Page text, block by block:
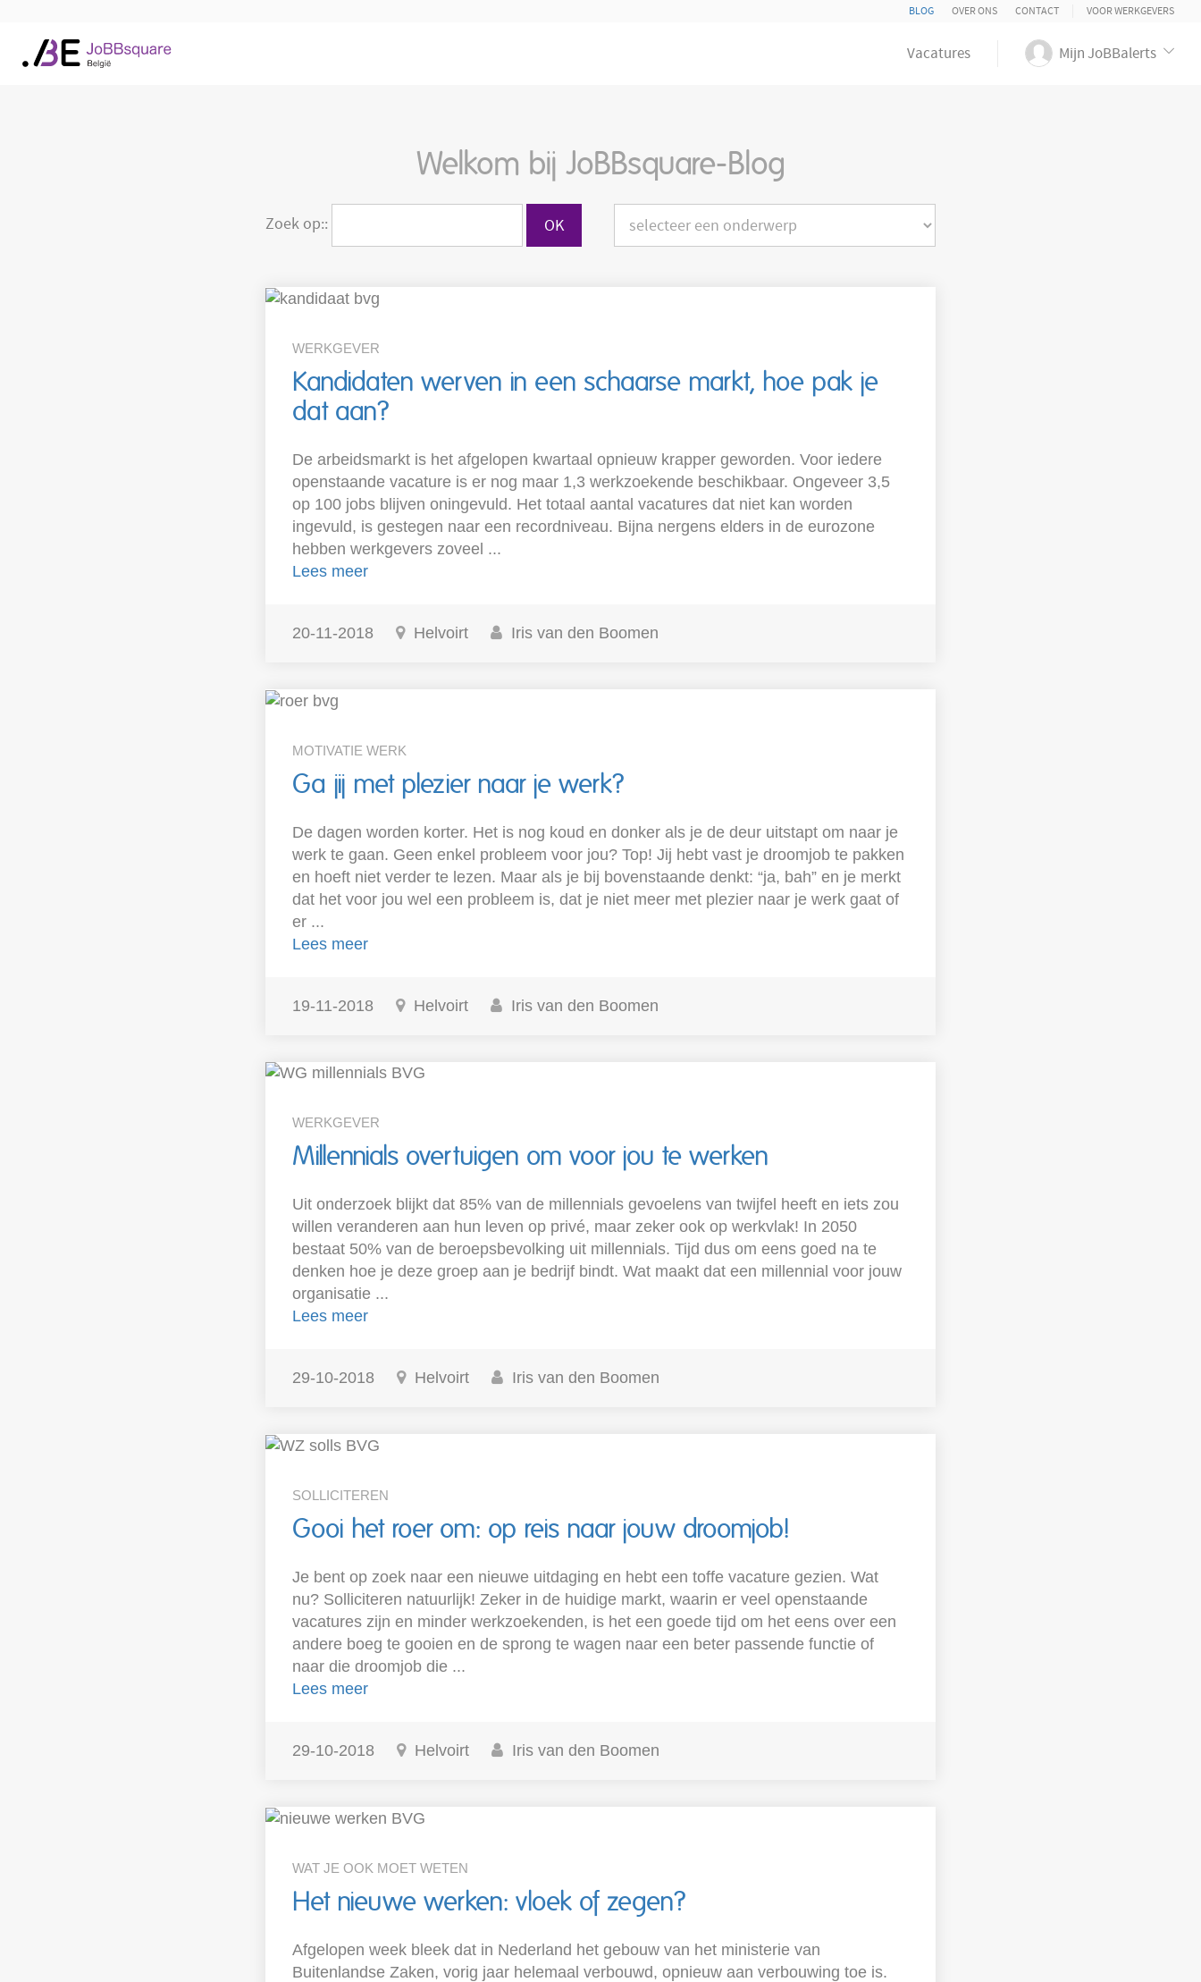
BLOG OVER ONS CONTACT VOOR WERKGEVERS
Vacatures Mijn JoBBalerts
Welkom bij JoBBsquare-Blog
Zoek op::
WERKGEVER
Kandidaten werven in een schaarse markt, hoe pak je
dat aan?
De arbeidsmarkt is het afgelopen kwartaal opnieuw krapper geworden. Voor iedere
openstaande vacature is er nog maar 1,3 werkzoekende beschikbaar. Ongeveer 3,5
op 100 jobs blijven oningevuld. Het totaal aantal vacatures dat niet kan worden
ingevuld, is gestegen naar een recordniveau. Bijna nergens elders in de eurozone
hebben werkgevers zoveel ...
Lees meer
20-11-2018 Helvoirt Iris van den Boomen
MOTIVATIE WERK
Ga jij met plezier naar je werk?
De dagen worden korter. Het is nog koud en donker als je de deur uitstapt om naar je
werk te gaan. Geen enkel probleem voor jou? Top! Jij hebt vast je droomjob te pakken
en hoeft niet verder te lezen. Maar als je bij bovenstaande denkt: “ja, bah” en je merkt
dat het voor jou wel een probleem is, dat je niet meer met plezier naar je werk gaat of
er ...
Lees meer
19-11-2018 Helvoirt Iris van den Boomen
WERKGEVER
Millennials overtuigen om voor jou te werken
Uit onderzoek blijkt dat 85% van de millennials gevoelens van twijfel heeft en iets zou
willen veranderen aan hun leven op privé, maar zeker ook op werkvlak! In 2050
bestaat 50% van de beroepsbevolking uit millennials. Tijd dus om eens goed na te
denken hoe je deze groep aan je bedrijf bindt. Wat maakt dat een millennial voor jouw
organisatie ...
Lees meer
29-10-2018 Helvoirt Iris van den Boomen
SOLLICITEREN
Gooi het roer om: op reis naar jouw droomjob!
Je bent op zoek naar een nieuwe uitdaging en hebt een toffe vacature gezien. Wat
nu? Solliciteren natuurlijk! Zeker in de huidige markt, waarin er veel openstaande
vacatures zijn en minder werkzoekenden, is het een goede tijd om het eens over een
andere boeg te gooien en de sprong te wagen naar een beter passende functie of
naar die droomjob die ...
Lees meer
29-10-2018 Helvoirt Iris van den Boomen
WAT JE OOK MOET WETEN
Het nieuwe werken: vloek of zegen?
Afgelopen week bleek dat in Nederland het gebouw van het ministerie van
Buitenlandse Zaken, vorig jaar helemaal verbouwd, opnieuw aan verbouwing toe is.